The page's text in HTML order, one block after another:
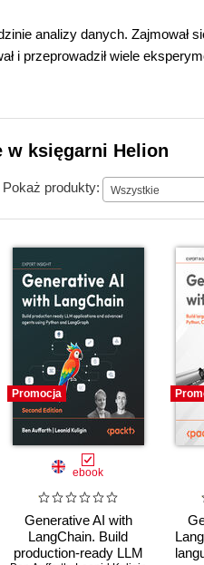
analizy danych. Zajmował
i przeprowadził wiele
w księgarni Helion
Pokaż produkty: Wszystkie
Promocja
ebook
Generative AI with
LangChain. Build
production-ready LLM